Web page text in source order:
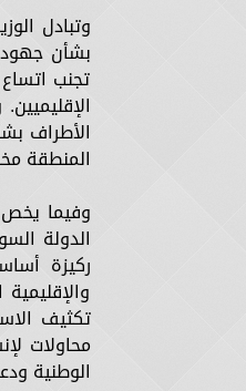
وتبادل
بشأن جهود
تجنب
الأطراف
المنطقة
وفيما يخص
الدولة
ركيزة
تكثيف
محاولات
الوطنية